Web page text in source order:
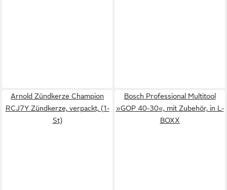
Arnold Zündkerze Champion
RCJ7Y Zündkerze, verpackt, (1-
St)
Bosch Professional Multitool
»GOP 40-30«, mit Zubehör, in L-
BOXX